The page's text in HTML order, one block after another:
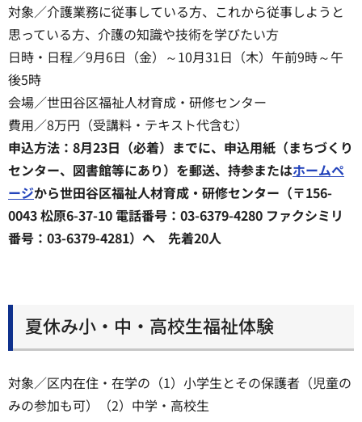
対象／介護業務に従事している方、これから従事しようと
思っている方、介護の知識や技術を学びたい方
日時・日程／9月6日（金）～10月31日（木）午前9時～午
後5時
会場／世田谷区福祉人材育成・研修センター
費用／8万円（受講料・テキスト代含む）
申込方法：8月23日（必着）までに、申込用紙（まちづくり
センター、図書館等にあり）を郵送、持参またはホームペ
ージから世田谷区福祉人材育成・研修センター（〒156-
0043 松原6-37-10 電話番号：03-6379-4280 ファクシミリ
番号：03-6379-4281）へ 先着20人
夏休み小・中・高校生福祉体験
対象／区内在住・在学の（1）小学生とその保護者（児童の
みの参加も可）（2）中学・高校生